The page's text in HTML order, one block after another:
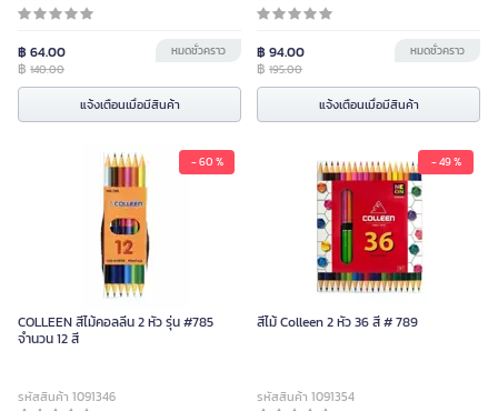
฿ 64.00
฿ 140.00
หมดชั่วคราว
แจ้งเตือนเมื่อมีสินค้า
฿ 94.00
฿ 195.00
หมดชั่วคราว
แจ้งเตือนเมื่อมีสินค้า
- 60 %
COLLEEN สีไม้คอลลีน 2 หัว รุ่น #785
จำนวน 12 สี
รหัสสินค้า 1091346
- 49 %
สีไม้ Colleen 2 หัว 36 สี # 789
รหัสสินค้า 1091354